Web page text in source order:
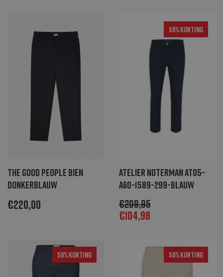
The Good People Bien
donkerblauw
€220,00
50% Korting
Atelier Noterman AT05-
A60-1589-299-Blauw
€209,95
€104,98
50% Korting 50% Korting